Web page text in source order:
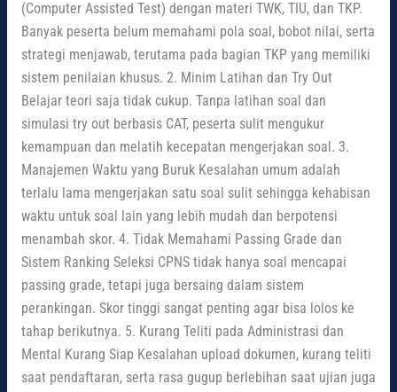
(Computer Assisted Test) dengan materi TWK, TIU, dan TKP.
Banyak peserta belum memahami pola soal, bobot nilai, serta
strategi menjawab, terutama pada bagian TKP yang memiliki
sistem penilaian khusus. 2. Minim Latihan dan Try Out
Belajar teori saja tidak cukup. Tanpa latihan soal dan
simulasi try out berbasis CAT, peserta sulit mengukur
kemampuan dan melatih kecepatan mengerjakan soal. 3.
Manajemen Waktu yang Buruk Kesalahan umum adalah
terlalu lama mengerjakan satu soal sulit sehingga kehabisan
waktu untuk soal lain yang lebih mudah dan berpotensi
menambah skor. 4. Tidak Memahami Passing Grade dan
Sistem Ranking Seleksi CPNS tidak hanya soal mencapai
passing grade, tetapi juga bersaing dalam sistem
perankingan. Skor tinggi sangat penting agar bisa lolos ke
tahap berikutnya. 5. Kurang Teliti pada Administrasi dan
Mental Kurang Siap Kesalahan upload dokumen, kurang teliti
saat pendaftaran, serta rasa gugup berlebihan saat ujian juga